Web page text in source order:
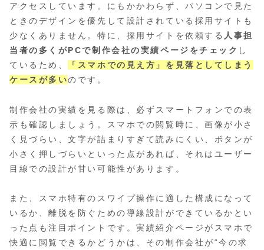
アクセスしています。にもかかわらず、パソコンで見た
ときのデザインを優先して設計されている採用サイトも
少なくありません。特に、採用サイトを依頼する 人事担
当者の多くがPCで制作会社の実績ページをチェック し
ているため、
「スマホでの見え方」を見落としてしまう
ケースが多いのです。
制作会社の実績を見る際は、必ずスマートフォンでの表
示も確認しましょう。スマホでの閲覧時に、画像が小さ
く見づらい、文字が詰まりすぎて読みにくい、ボタンが
小さく押しづらいといった点があれば、それはユーザー
目線での設計が甘い可能性があります。
また、スマホ特有のスワイプ操作に適した構成になって
いるか、離脱を防ぐための導線設計ができているかとい
った点も注目ポイントです。実績紹介ページがスマホで
快適に閲覧できるかどうかは、その制作会社が“今の求